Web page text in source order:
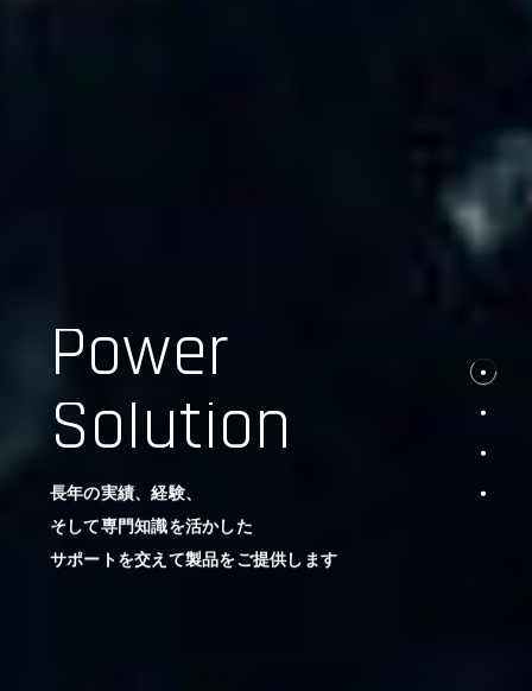
Power
Solution
長年の実績、経験、
そして専門知識を活かした
サポートを交えて製品をご提供します